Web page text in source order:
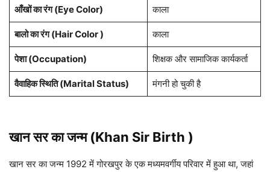
आँखों का रंग (Eye Color) काला
बालो का रंग (Hair Color ) काला
पेशा (Occupation) शिक्षक और सामाजिक कार्यकर्ता
वैवाहिक स्थिति (Marital Status) मंगनी हो चुकी है
खान सर का जन्म (Khan Sir Birth )
खान सर का जन्म 1992 में गोरखपुर के एक मध्यमवर्गीय परिवार में हुआ था, जहां